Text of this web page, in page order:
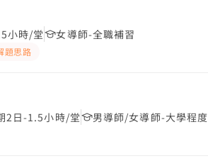
小時/堂 女導師-全職補習
題思路
2日-1.5小時/堂 男導師/女導師-大學程度